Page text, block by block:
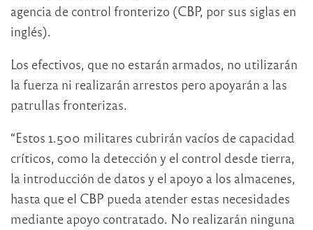
agencia de control fronterizo (CBP, por sus siglas en
inglés).
Los efectivos, que no estarán armados, no utilizarán
la fuerza ni realizarán arrestos pero apoyarán a las
patrullas fronterizas.
“Estos 1.500 militares cubrirán vacíos de capacidad
críticos, como la detección y el control desde tierra,
la introducción de datos y el apoyo a los almacenes,
hasta que el CBP pueda atender estas necesidades
mediante apoyo contratado. No realizarán ninguna